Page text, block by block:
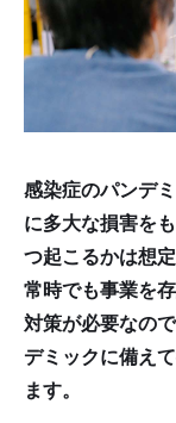
感染症のパンデ
に多大な損害を
つ起こるかは想
常時でも事業を
対策が必要なの
デミックに備え
ます。